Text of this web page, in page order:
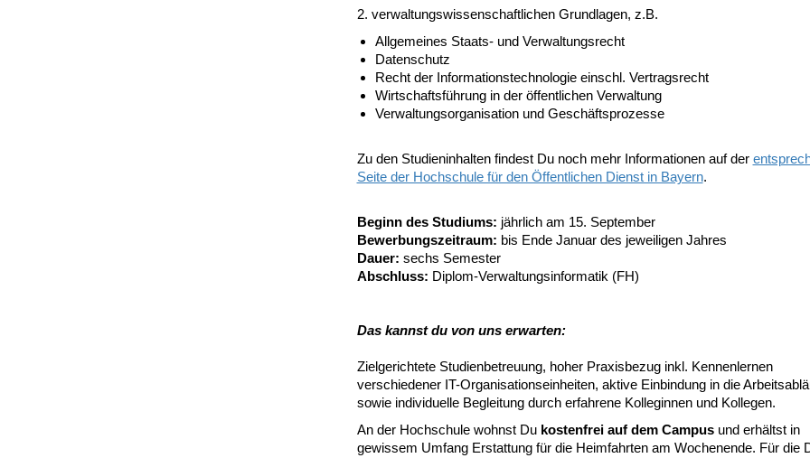
2. verwaltungswissenschaftlichen Grundlagen, z.B.
Allgemeines Staats- und Verwaltungsrecht
Datenschutz
Recht der Informationstechnologie einschl. Vertragsrecht
Wirtschaftsführung in der öffentlichen Verwaltung
Verwaltungsorganisation und Geschäftsprozesse
Zu den Studieninhalten findest Du noch mehr Informationen auf der
Seite der Hochschule für den Öffentlichen Dienst in Bayern.
Beginn des Studiums: jährlich am 15. September
Bewerbungszeitraum: bis Ende Januar des jeweiligen Jahres
Dauer: sechs Semester
Abschluss: Diplom-Verwaltungsinformatik (FH)
Das kannst du von uns erwarten:
Zielgerichtete Studienbetreuung, hoher Praxisbezug inkl. Kennenlernen
verschiedener IT-Organisationseinheiten, aktive Einbindung in die
sowie individuelle Begleitung durch erfahrene Kolleginnen und Kollegen.
An der Hochschule wohnst Du kostenfrei auf dem Campusund erhältst in
gewissem Umfang Erstattung für die Heimfahrten am Wochenende. Für die